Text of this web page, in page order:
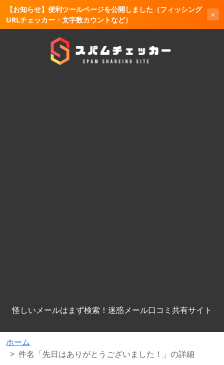
【お知らせ】便利ツールページを公開しました（フィッシング
URLチェッカー・文字数カウントなど）
×
怪しいメールはまず検索！迷惑メール口コミ共有サイト
ホーム
件名「先日はありがとうございました！」の詳細